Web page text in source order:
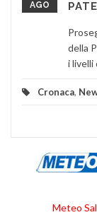
AGO
della
i livelli
Cronaca,
Meteo